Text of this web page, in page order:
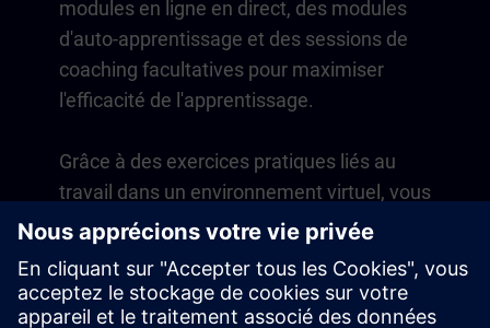
modules en ligne en direct, des modules
d'auto-apprentissage et des sessions de
coaching facultatives pour maximiser
l'efficacité de l'apprentissage.
Grâce à des exercices pratiques liés au
travail dans un environnement virtuel, vous
développez des compétences directement
L'apprentissage se poursuit au-delà du
cours avec un abonnement d'un an à notre